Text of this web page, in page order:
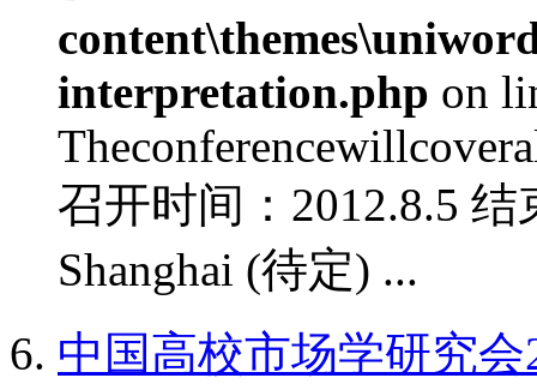
interpretation.php on
召开时间：2012.8.5
Shanghai (待定) ...
中国高校市场学研究会